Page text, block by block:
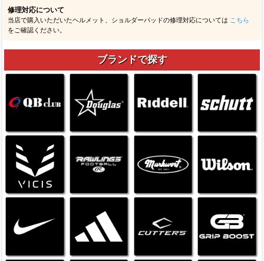
修理対応について
当店で購入いただいたヘルメット、ショルダーパッドの修理対応については こちら
をご確認ください。
ブランドで探す